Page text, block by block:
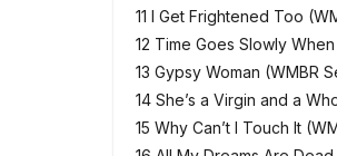
11 I Get Frightened Too
12 Time Goes Slowly
13 Gypsy Woman (WMBR
14 She’s a Virgin and a
15 Why Can’t I Touch It